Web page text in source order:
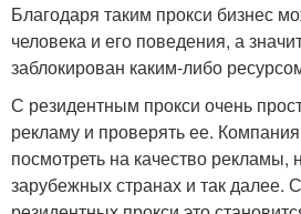
Благодаря таким прокси бизнес
человека и его поведения, а
заблокирован каким-либо
С резидентным прокси очень
рекламу и проверять ее.
посмотреть на качество рекламы,
зарубежных странах и так